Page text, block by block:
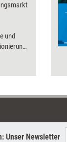
und
Unser Newsletter